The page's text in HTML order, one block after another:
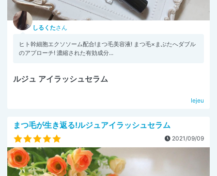
しるくたさん
ヒト幹細胞エクソソーム配合!まつ毛美容液! まつ毛×まぶたへダブル
のアプローチ! 濃縮された有効成分...
ルジュ アイラッシュセラム
lejeu
まつ毛が生き返る!ルジュアイラッシュセラム
2021/09/09